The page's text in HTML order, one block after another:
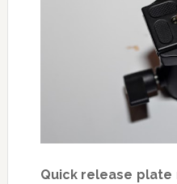
Quick release plate